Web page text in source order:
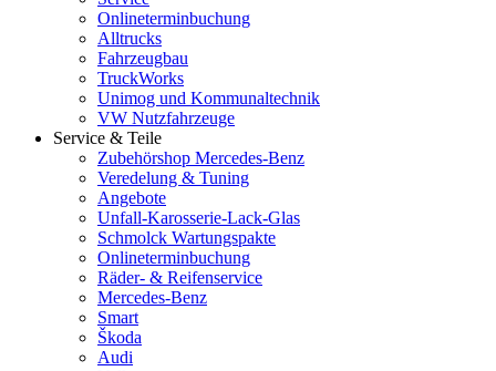
Onlineterminbuchung
Alltrucks
Fahrzeugbau
TruckWorks
Unimog und Kommunaltechnik
VW Nutzfahrzeuge
Service & Teile
Zubehörshop Mercedes-Benz
Veredelung & Tuning
Angebote
Unfall-Karosserie-Lack-Glas
Schmolck Wartungspakte
Onlineterminbuchung
Räder- & Reifenservice
Mercedes-Benz
Smart
Škoda
Audi